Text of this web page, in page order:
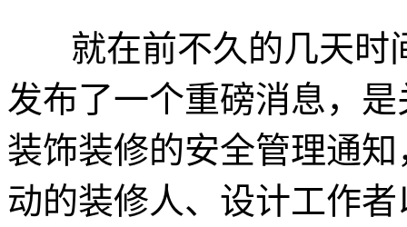
就在前不久的几天时
发布了一个重磅消息，
装饰装修的安全管理通
动的装修人、设计工作